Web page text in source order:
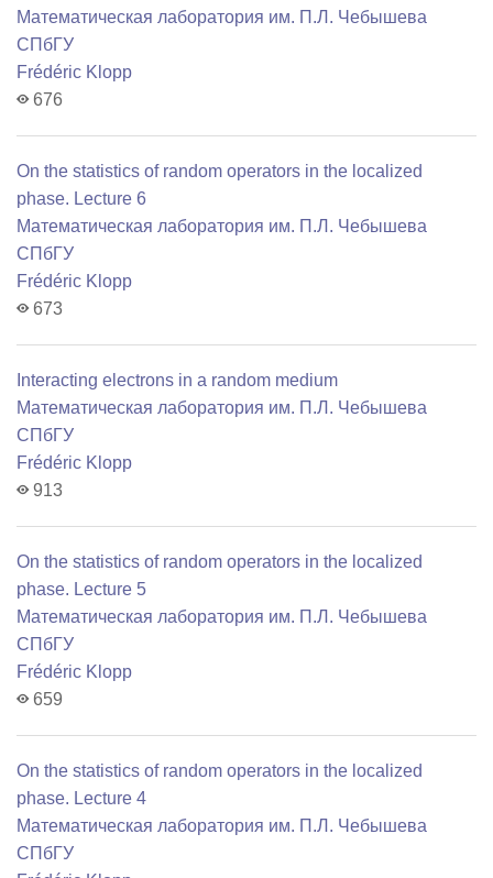
Математичеcкая лаборатория им. П.Л. Чебышева
СПбГУ
Frédéric Klopp
676
On the statistics of random operators in the localized
phase. Lecture 6
Математичеcкая лаборатория им. П.Л. Чебышева
СПбГУ
Frédéric Klopp
673
Interacting electrons in a random medium
Математичеcкая лаборатория им. П.Л. Чебышева
СПбГУ
Frédéric Klopp
913
On the statistics of random operators in the localized
phase. Lecture 5
Математичеcкая лаборатория им. П.Л. Чебышева
СПбГУ
Frédéric Klopp
659
On the statistics of random operators in the localized
phase. Lecture 4
Математичеcкая лаборатория им. П.Л. Чебышева
СПбГУ